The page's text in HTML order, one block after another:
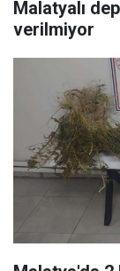
Malatyalı
verilmiyor